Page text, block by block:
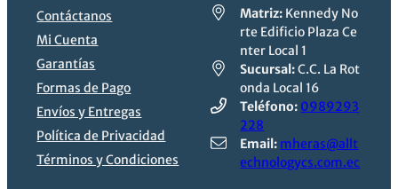
Contáctanos
Mi Cuenta
Garantías
Formas de Pago
Envíos y Entregas
Política de Privacidad
Términos y Condiciones
Matriz: Kennedy No
rte Edificio Plaza Ce
nter Local 1
Sucursal:C.C. La Rot
onda Local 16
Teléfono: 0989293
228
Email: mheras@allt
echnologycs.com.ec